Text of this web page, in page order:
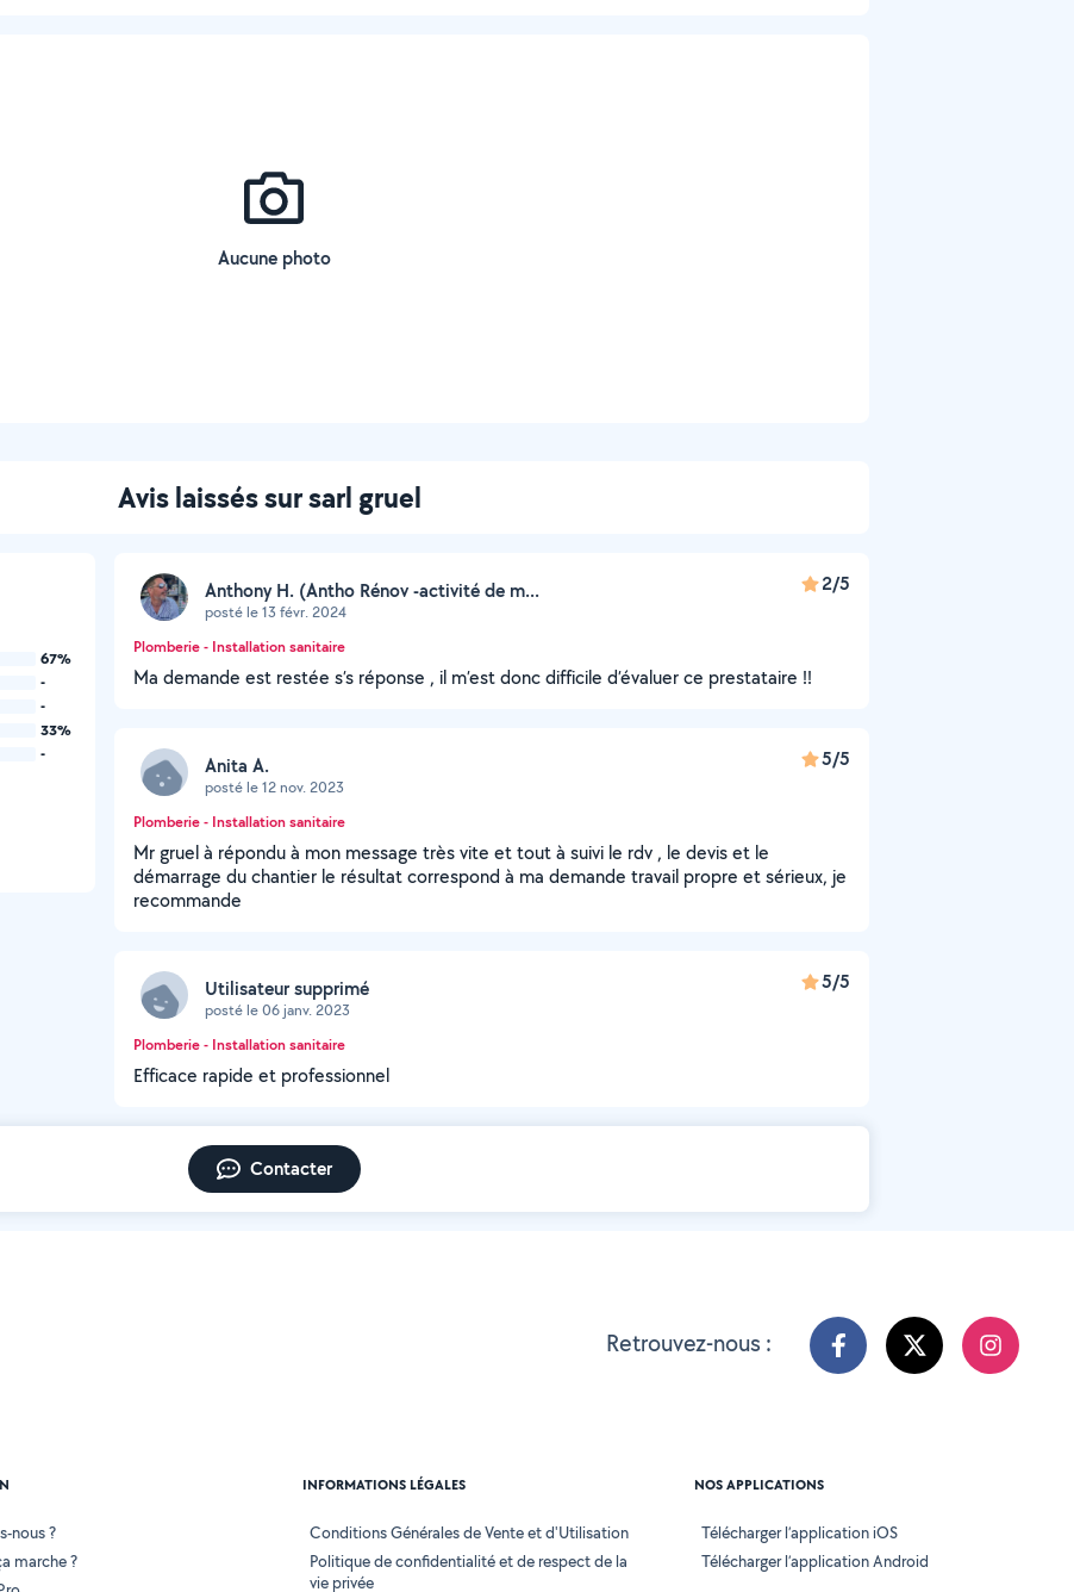
Aucune photo
Avis laissés sur sarl gruel
67%
-
-
33%
-
Anthony H. (Antho Rénov -activité de m...
posté le 13 févr. 2024
2/5
Plomberie - Installation sanitaire
Ma demande est restée s’s réponse , il m’est donc difficile d’évaluer ce prestataire !!
Anita A.
posté le 12 nov. 2023
5/5
Plomberie - Installation sanitaire
Mr gruel à répondu à mon message très vite et tout à suivi le rdv , le devis et le
démarrage du chantier le résultat correspond à ma demande travail propre et sérieux, je
recommande
Utilisateur supprimé
posté le 06 janv. 2023
5/5
Plomberie - Installation sanitaire
Efficace rapide et professionnel
Contacter
Retrouvez-nous :
nous ?
marche ?
INFORMATIONS LÉGALES
Conditions Générales de Vente et d'Utilisation
Politique de confidentialité et de respect de la
vie privée
NOS APPLICATIONS
Télécharger l’application iOS
Télécharger l’application Android